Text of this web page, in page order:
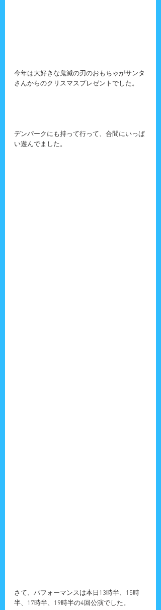
今年は大好きな鬼滅の刃のおもちゃがサンタ
さんからのクリスマスプレゼントでした。
デンパークにも持って行って、合間にいっぱ
い遊んでました。
さて、パフォーマンスは本日13時半、15時
半、17時半、19時半の4回公演でした。